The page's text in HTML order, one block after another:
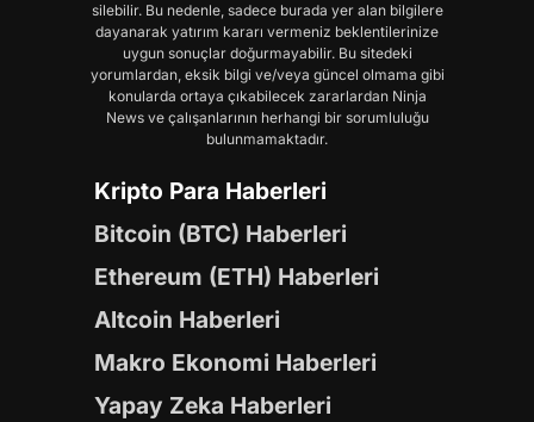
silebilir. Bu nedenle, sadece burada yer alan bilgilere
dayanarak yatırım kararı vermeniz beklentilerinize
uygun sonuçlar doğurmayabilir. Bu sitedeki
yorumlardan, eksik bilgi ve/veya güncel olmama gibi
konularda ortaya çıkabilecek zararlardan Ninja
News ve çalışanlarının herhangi bir sorumluluğu
bulunmamaktadır.
Kripto Para Haberleri
Bitcoin (BTC) Haberleri
Ethereum (ETH) Haberleri
Altcoin Haberleri
Makro Ekonomi Haberleri
Yapay Zeka Haberleri